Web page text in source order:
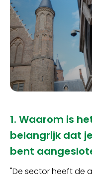
1. Waarom is
belangrijk dat
bent
"De sector heeft de